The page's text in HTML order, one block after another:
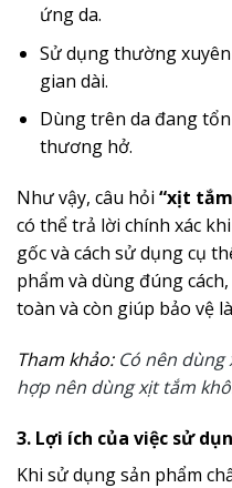
ứng da.
Sử dụng thường
gian dài.
Dùng trên da đang
thương hở.
Như vậy, câu hỏi “xịt
có thể trả lời chính xác
gốc và cách sử dụng cụ
phẩm và dùng đúng
toàn và còn giúp bảo vệ
Tham khảo: Có nên
hợp nên dùng xịt tắm
3. Lợi ích của việc sử
Khi sử dụng sản phẩm